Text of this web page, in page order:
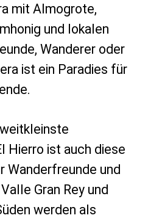
mit Almogrote,
und lokalen
Wanderer oder
ist ein Paradies für
Hierro ist auch diese
Wanderfreunde und
Gran Rey und
werden als